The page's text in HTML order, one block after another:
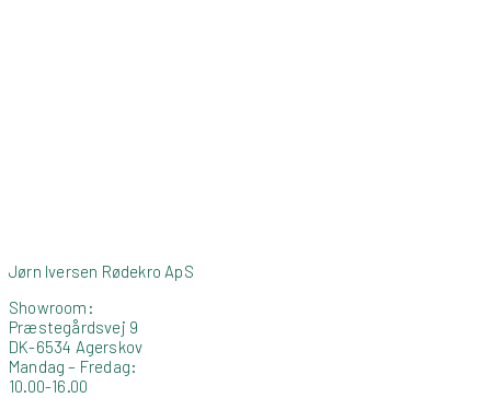
Jørn Iversen Rødekro ApS
Showroom:
Præstegårdsvej 9
DK-6534 Agerskov
Mandag – Fredag:
10.00-16.00